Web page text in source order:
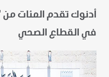
أدنوك تقدم المئات من
في القطاع الصحي